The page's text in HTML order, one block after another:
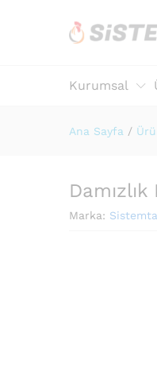
Kurumsal
Ana Sayfa /
Marka: